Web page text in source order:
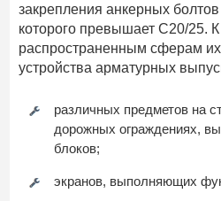
закрепления анкерных болтов
которого превышает С20/25.
распространенным сферам
устройства арматурных
различных предметов на
дорожных ограждениях,
блоков;
экранов, выполняющих